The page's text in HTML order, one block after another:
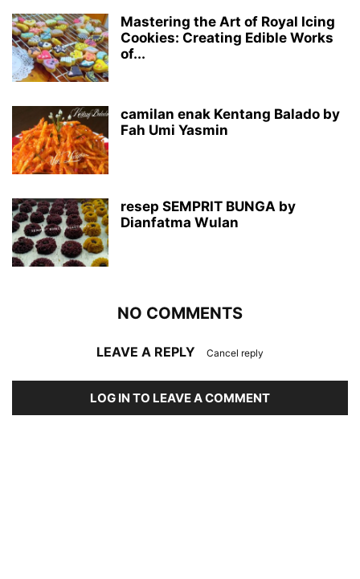
Mastering the Art of Royal Icing
Cookies: Creating Edible Works
of...
camilan enak Kentang Balado by
Fah Umi Yasmin
resep SEMPRIT BUNGA by
Dianfatma Wulan
NO COMMENTS
LEAVE A REPLY Cancel reply
LOG IN TO LEAVE A COMMENT